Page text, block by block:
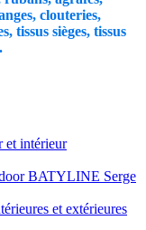
clouteries,
tissus sièges, tissus
et intérieur
BATYLINE Serge
et extérieures